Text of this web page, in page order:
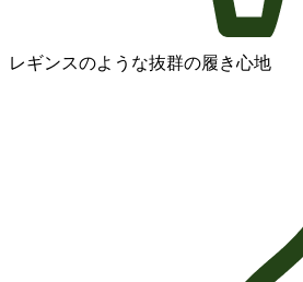
レギンスのような抜群の履き心地